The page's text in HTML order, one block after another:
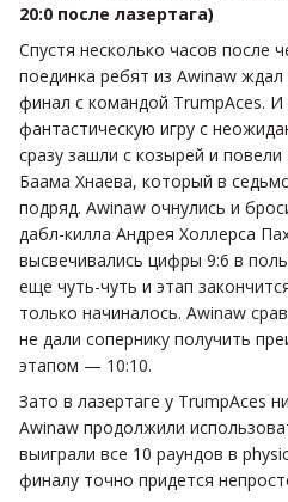
20:0 после лазертага)
Спустя несколько часов после
поединка ребят из Awinaw
финал с командой TrumpAces. И
фантастическую игру с
сразу зашли с козырей и
Баама Хнаева, который в
подряд. Awinaw очнулись и
дабл-килла Андрея Холлерса
высвечивались цифры 9:6 в
еще чуть-чуть и этап
только начиналось. Awinaw
не дали сопернику получить
этапом — 10:10.
Зато в лазертаге у TrumpAces
Awinaw продолжили
выиграли все 10 раундов в
финалу точно придется